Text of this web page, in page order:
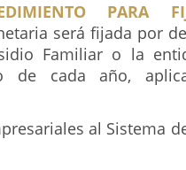
PARA
será fijada por
Familiar o la
de cada año,
al Sistema